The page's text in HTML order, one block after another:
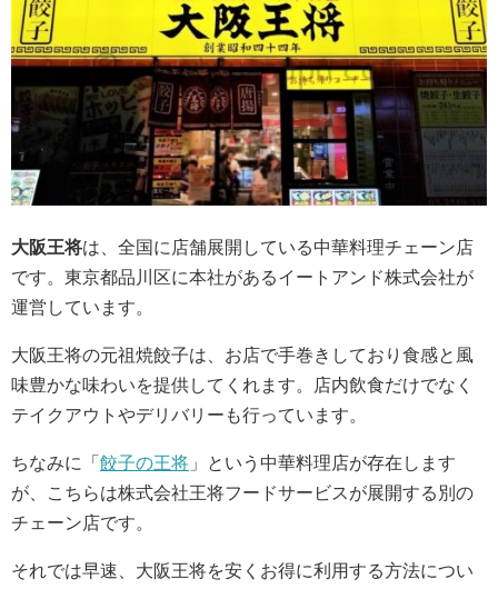
大阪王将は、全国に店舗展開している中華料理チェーン店
です。東京都品川区に本社があるイートアンド株式会社が
運営しています。
大阪王将の元祖焼餃子は、お店で手巻きしており食感と風
味豊かな味わいを提供してくれます。店内飲食だけでなく
テイクアウトやデリバリーも行っています。
ちなみに「 餃子の王将 」という中華料理店が存在します
が、こちらは株式会社王将フードサービスが展開する別の
チェーン店です。
それでは早速、大阪王将を安くお得に利用する方法につい